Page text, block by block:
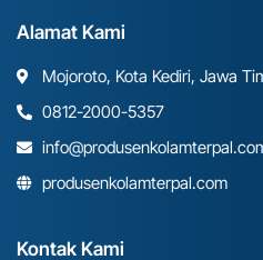
Alamat Kami
Mojoroto, Kota Kediri, Jawa
0812-2000-5357
produsenkolamterpal.com
Kontak Kami